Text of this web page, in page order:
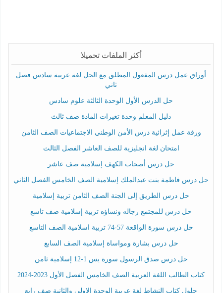
أكثر الملفات تحميلا
أوراق عمل درس المفعول المطلق مع الحل لغة عربية سادس فصل
ثاني
حل الدرس الأول الوحدة الثالثة علوم سادس
دليل المعلم وحدة تغيرات المادة صف ثالث
ورقة عمل إثرائية درس الأمن الوطني الاجتماعيات الصف الثامن
امتحان لغة انجليزية للصف العاشر الفصل الثالث
حل درس أصحاب الكهف إسلامية صف عاشر
حل درس فاطمة بنت عبدالملك إسلامية الصف الخامس الفصل الثاني
حل درس الطريق إلى الجنة الصف الثامن تربية إسلامية
حل درس للمجتمع رجاله ونساؤه تربية إسلامية صف تاسع
حل درس سورة الواقعة 57-74 تربية اسلامية الصف التاسع
حل درس بشارة ومواساة إسلامية الصف السابع
حل درس صدق الرسول سورة يس 1-12 إسلامية ثامن
كتاب الطالب اللغة العربية الصف الخامس الفصل الأول 2023-2024
حلول كتاب النشاط لغة عربية الوحدة الاولى والثانية صف رابع